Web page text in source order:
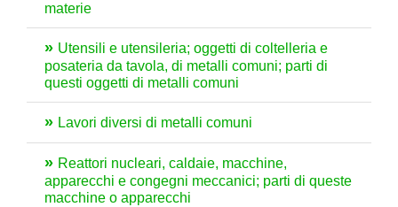
materie
Utensili e utensileria; oggetti di coltelleria e
posateria da tavola, di metalli comuni; parti di
questi oggetti di metalli comuni
Lavori diversi di metalli comuni
Reattori nucleari, caldaie, macchine,
apparecchi e congegni meccanici; parti di queste
macchine o apparecchi